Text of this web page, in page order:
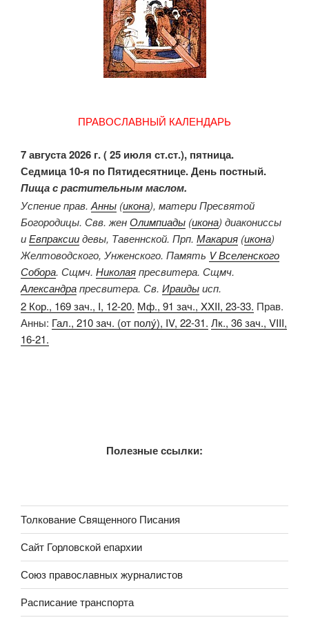
ПРАВОСЛАВНЫЙ КАЛЕНДАРЬ
7 августа 2026 г. ( 25 июля ст.ст.), пятница.
Седмица 10-я по Пятидесятнице. День постный.
Пища с растительным маслом.
Успение прав. Анны (икона), матери Пресвятой
Богородицы. Свв. женОлимпиады (икона) диакониссы
иЕвпраксиидевы, Тавеннской. Прп. Макария (икона)
Желтоводского, Унженского. Память V Вселенского
Собора. Сщмч. Николаяпресвитера. Сщмч.
Александрапресвитера. Св. Ираидыисп.
2 Кор., 169 зач., I, 12-20. Мф., 91 зач., XXII, 23-33. Прав.
Анны: Гал., 210 зач. (от полу́), IV, 22-31. Лк., 36 зач., VIII,
16-21.
Полезные ссылки:
Толкование Священного Писания
Сайт Горловской епархии
Союз православных журналистов
Расписание транспорта